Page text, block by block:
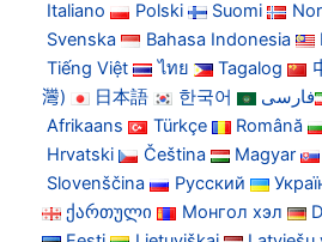
Italiano
Polski Suomi
Svenska
Bahasa Indonesia
Tiếng Việt
ไทย Tagalog
灣)
日本語 한국어
فارسی
Afrikaans
Türkçe Română
Hrvatski
Čeština Magyar
Slovenščina
Русский
ქართული
Монгол хэл